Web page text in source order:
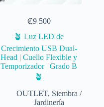
₡9 500
🪴 Luz LED de
Crecimiento USB Dual-
Head | Cuello Flexible y
Temporizador | Grado B
🪴
OUTLET, Siembra /
Jardinería